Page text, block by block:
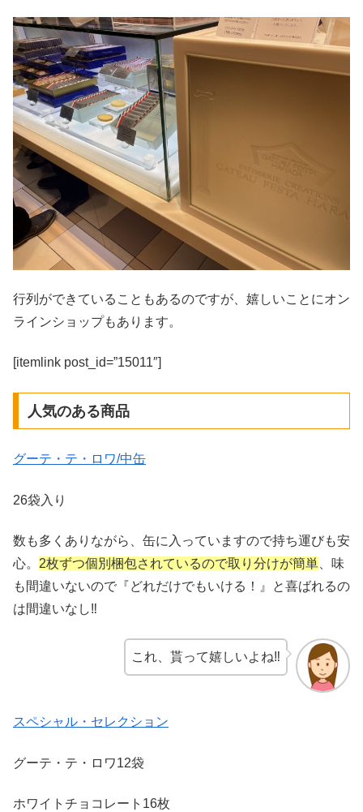
行列ができていることもあるのですが、嬉しいことにオン
ラインショップもあります。
[itemlink post_id=”15011″]
人気のある商品
グーテ・テ・ロワ/中缶
26袋入り
数も多くありながら、缶に入っていますので持ち運びも安
心。 2枚ずつ個別梱包されているので取り分けが簡単 、味
も間違いないので『どれだけでもいける！』と喜ばれるの
は間違いなし‼︎
これ、貰って嬉しいよね‼︎
スペシャル・セレクション
グーテ・テ・ロワ12袋
ホワイトチョコレート16枚